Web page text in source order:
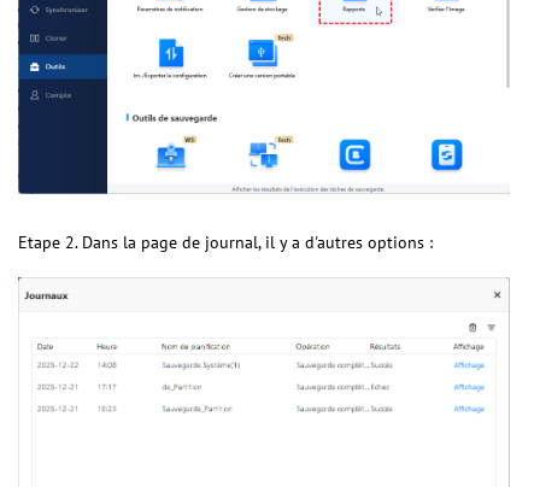
Etape 2. Dans la page de journal, il y a d'autres options :